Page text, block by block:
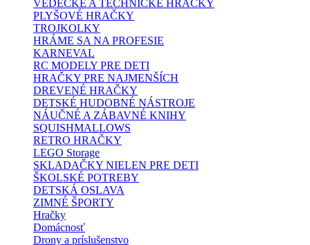
VEDECKÉ A TECHNICKÉ HRAČKY
PLYŠOVÉ HRAČKY
TROJKOLKY
HRÁME SA NA PROFESIE
KARNEVAL
RC MODELY PRE DETI
HRAČKY PRE NAJMENŠÍCH
DREVENÉ HRAČKY
DETSKÉ HUDOBNÉ NÁSTROJE
NÁUČNÉ A ZÁBAVNÉ KNIHY
SQUISHMALLOWS
RETRO HRAČKY
LEGO Storage
SKLADAČKY NIELEN PRE DETI
ŠKOLSKÉ POTREBY
DETSKÁ OSLAVA
ZIMNÉ ŠPORTY
Hračky
Domácnosť
Drony a príslušenstvo